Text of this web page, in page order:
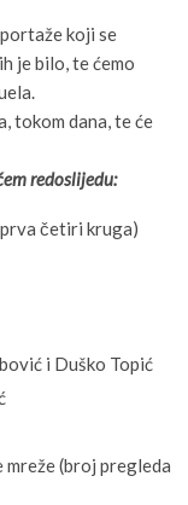
koji se
je bilo, te ćemo
tokom dana, te će
redoslijedu:
četiri kruga)
i Duško Topić
(broj pregleda